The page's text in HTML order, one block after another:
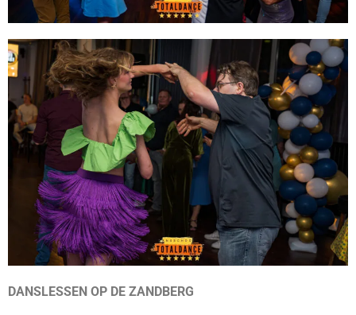
DANSLESSEN OP DE ZANDBERG